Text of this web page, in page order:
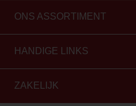
ONS ASSORTIMENT
HANDIGE LINKS
ZAKELIJK